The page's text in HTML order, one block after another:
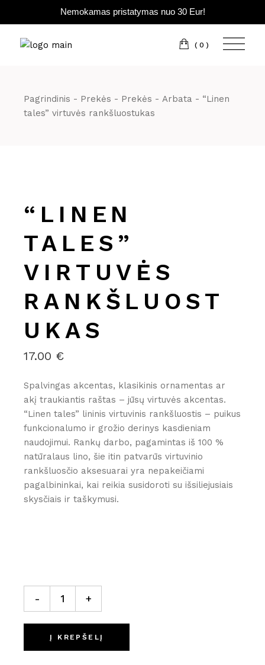
Nemokamas pristatymas nuo 30 Eur!
Pereiti
turinio
(0)
Pagrindinis Prekės Prekės Arbata
“Linen
tales” virtuvės rankšluostukas
“LINEN
TALES”
VIRTUVĖS
RANKŠLUOST
UKAS
17.00 €
Spalvingas akcentas, klasikinis ornamentas ar
akį traukiantis raštas – jūsų virtuvės akcentas.
“Linen tales” lininis virtuvinis rankšluostis – puikus
funkcionalumo ir grožio derinys kasdieniam
naudojimui. Rankų darbo, pagamintas iš 100 %
natūralaus lino, šie itin patvarūs virtuvinio
rankšluosčio aksesuarai yra nepakeičiami
pagalbininkai, kai reikia susidoroti su išsiliejusiais
skysčiais ir taškymusi.
"Linen tales" virtuvės rankšluostukas kiekis
- +
Į KREPŠELĮ